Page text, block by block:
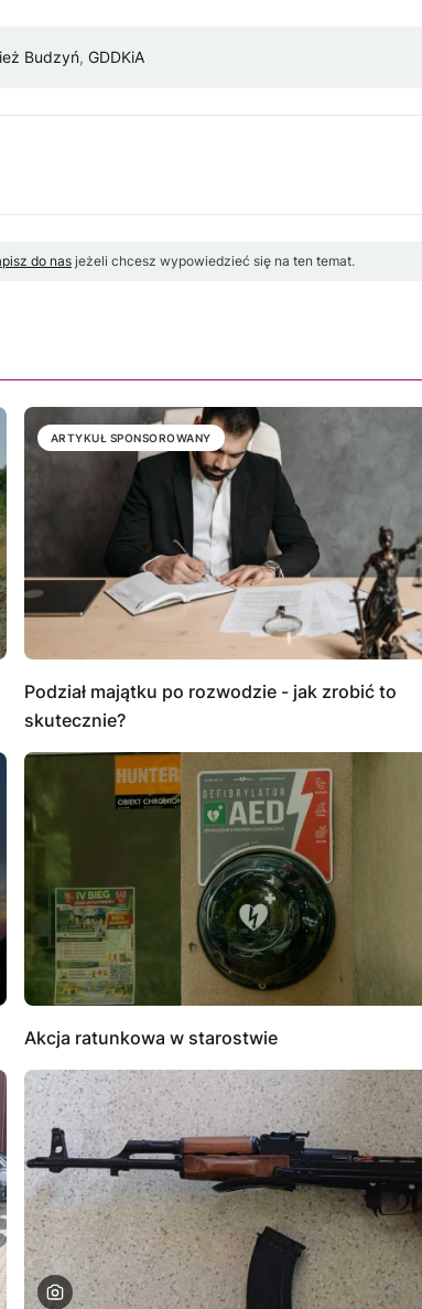
Budzyń, GDDKiA
do nasjeżeli chcesz wypowiedzieć się na ten temat.
ARTYKUŁ SPONSOROWANY
Podział majątku po rozwodzie - jak zrobić to
skutecznie?
Akcja ratunkowa w starostwie